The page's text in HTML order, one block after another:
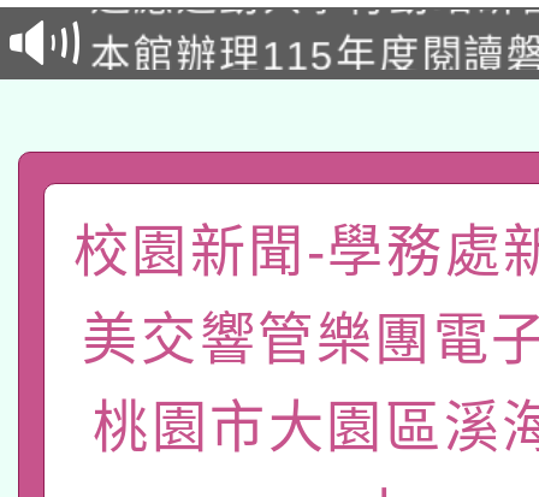
招)
本館辦理115年度閱讀
礎課程
A3數位素養講師名單
「數位內容與教學軟
pilot」
有關大陸委員會函釋公
薪期間赴陸應申請許可
轉知經濟部水利署委託
業技術研究院辦理「
115年8月22日(星期六
桃園市孔廟祈福系列
2026年桃園地景藝術
校園新聞-學務處
美交響管樂團電
桃園市大園區溪